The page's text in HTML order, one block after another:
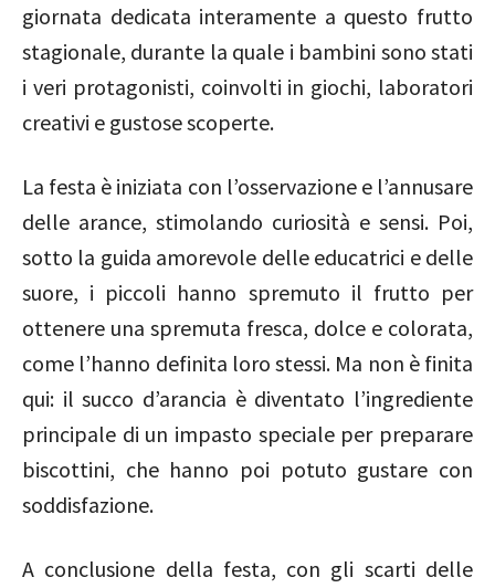
giornata dedicata interamente a questo frutto
stagionale, durante la quale i bambini sono stati
i veri protagonisti, coinvolti in giochi, laboratori
creativi e gustose scoperte.
La festa è iniziata con l’osservazione e l’annusare
delle arance, stimolando curiosità e sensi. Poi,
sotto la guida amorevole delle educatrici e delle
suore, i piccoli hanno spremuto il frutto per
ottenere una spremuta fresca, dolce e colorata,
come l’hanno definita loro stessi. Ma non è finita
qui: il succo d’arancia è diventato l’ingrediente
principale di un impasto speciale per preparare
biscottini, che hanno poi potuto gustare con
soddisfazione.
A conclusione della festa, con gli scarti delle